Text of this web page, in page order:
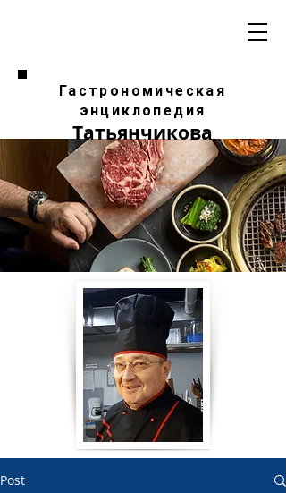
Гастрономическая
энциклопедия
Татьянчикова
Post